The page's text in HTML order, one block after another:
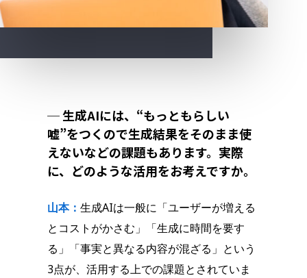
─ 生成AIには、“もっともらしい
嘘”をつくので生成結果をそのまま使
えないなどの課題もあります。実際
に、どのような活用をお考えですか。
山本： 生成AIは一般に「ユーザーが増える
とコストがかさむ」「生成に時間を要す
る」「事実と異なる内容が混ざる」という
3点が、活用する上での課題とされていま